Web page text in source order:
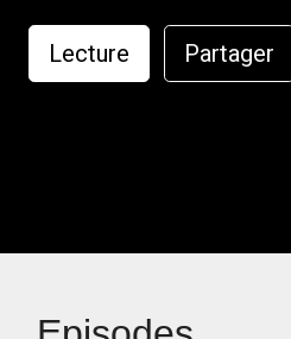
Lecture Partager